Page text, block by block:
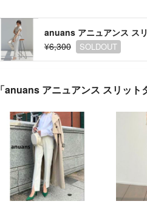
anuans アニュアンス ス
¥6,300
SOLDOUT
「anuans アニュアンス スリッ